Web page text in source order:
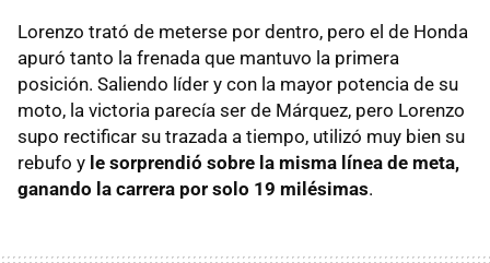
Lorenzo trató de meterse por dentro, pero el de Honda
apuró tanto la frenada que mantuvo la primera
posición. Saliendo líder y con la mayor potencia de su
moto, la victoria parecía ser de Márquez, pero Lorenzo
supo rectificar su trazada a tiempo, utilizó muy bien su
rebufo y le sorprendió sobre la misma línea de meta,
ganando la carrera por solo 19 milésimas.